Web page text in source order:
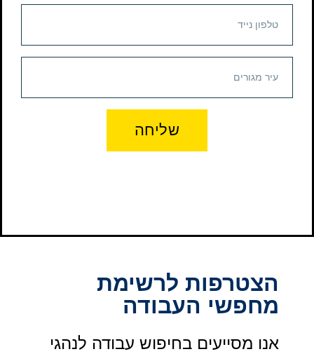
שליחה
הצטרפות לרשימת
מחפשי העבודה
אנו מסייעים בחיפוש עבודה לנהגי